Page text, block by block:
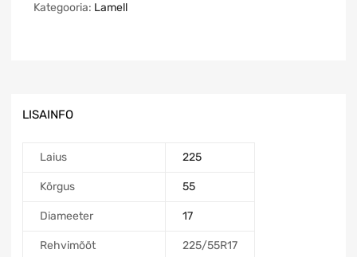
Kategooria: Lamell
LISAINFO
Laius 225
Kõrgus 55
Diameeter 17
Rehvimõõt 225/55R17